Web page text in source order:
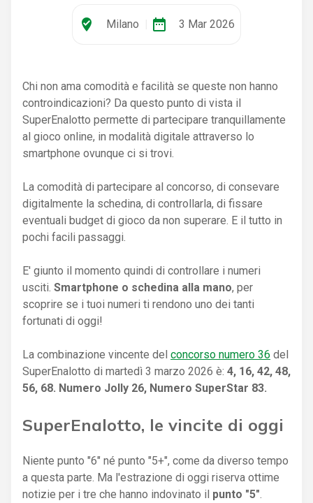
where_to_vote Milano date_range 3 Mar 2026
Chi non ama comodità e facilità se queste non hanno
controindicazioni? Da questo punto di vista il
SuperEnalotto permette di partecipare tranquillamente
al gioco online, in modalità digitale attraverso lo
smartphone ovunque ci si trovi.
La comodità di partecipare al concorso, di consevare
digitalmente la schedina, di controllarla, di fissare
eventuali budget di gioco da non superare. E il tutto in
pochi facili passaggi.
E' giunto il momento quindi di controllare i numeri
usciti. Smartphone o schedina alla mano, per
scoprire se i tuoi numeri ti rendono uno dei tanti
fortunati di oggi!
La combinazione vincente del concorso numero 36 del
SuperEnalotto di martedì 3 marzo 2026 è: 4, 16, 42, 48,
56, 68. Numero Jolly 26, Numero SuperStar 83.
SuperEnalotto, le vincite di oggi
Niente punto "6" né punto "5+", come da diverso tempo
a questa parte. Ma l'estrazione di oggi riserva ottime
notizie per i tre che hanno indovinato il punto "5"